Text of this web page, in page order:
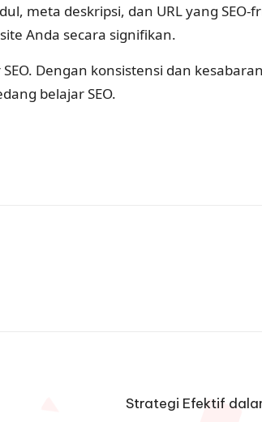
meta deskripsi, dan URL yang
Anda secara signifikan.
Dengan konsistensi dan
belajar SEO.
Strategi Efektif